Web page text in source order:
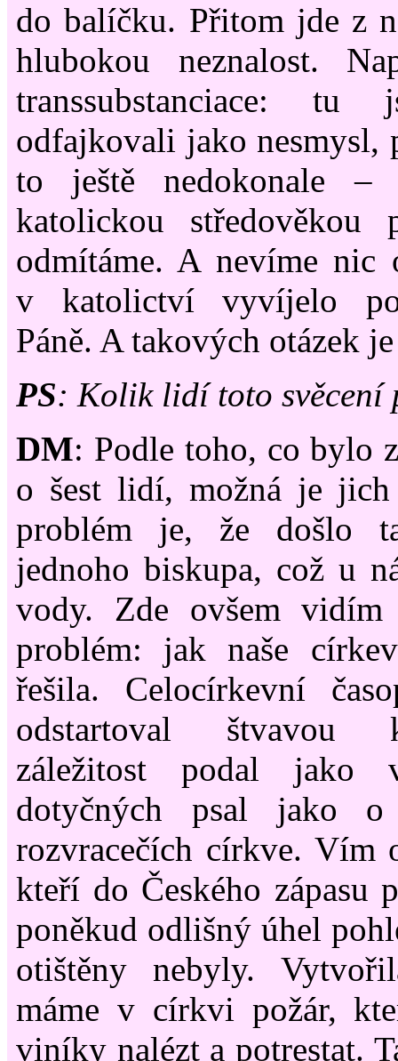
do balíčku. Přitom jde z
hlubokou neznalost.
transsubstanciace:
odfajkovali jako nesmysl,
to ještě nedokonale–
katolickou středověkou
odmítáme. A nevíme
v katolictví vyvíjelo
Páně. A takových otázek
PS: Kolik lidí toto svěcení
DM: Podle toho, co bylo
o šest lidí, možná je
problém je, že došlo
jednoho biskupa, což u
vody. Zde ovšem vidím
problém: jak naše
řešila. Celocírkevní
odstartoval štvavou
záležitost podal jako
dotyčných psal jako o
rozvracečích církve. Vím
kteří do Českého zápasu
poněkud odlišný úhel
otištěny nebyly.
máme v církvi požár,
viníky nalézt a potrestat.